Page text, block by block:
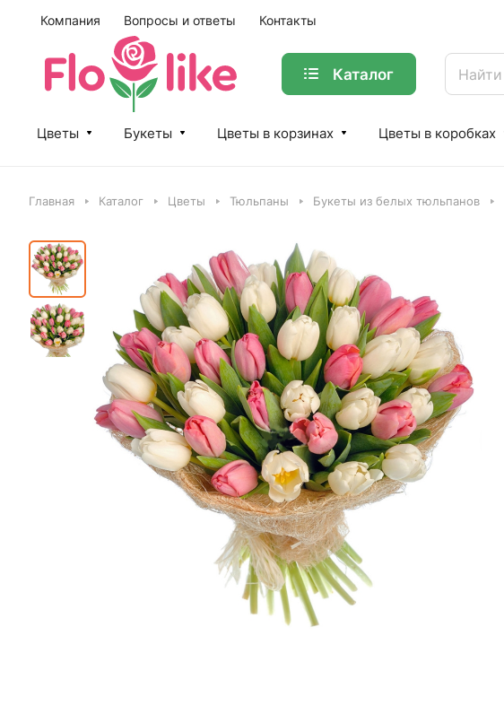
Компания Вопросы и ответы Контакты
Каталог
Цветы Букеты Цветы в корзинах Цветы в коробках
Главная Каталог Цветы Тюльпаны Букеты из белых тюльпанов